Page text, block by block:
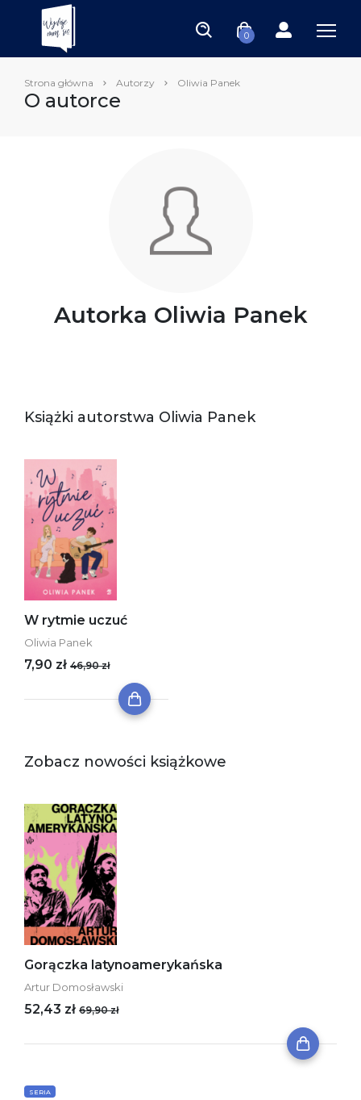
0
Strona główna Autorzy Oliwia Panek
O autorce
Autorka Oliwia Panek
Książki autorstwa Oliwia Panek
W rytmie uczuć
Oliwia Panek
7,90 zł 46,90 zł
Zobacz nowości książkowe
Gorączka latynoamerykańska
Artur Domosławski
52,43 zł 69,90 zł
SERIA